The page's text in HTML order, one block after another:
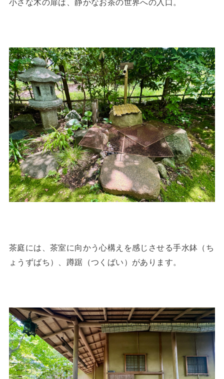
小さな木の扉は、静かなお茶の世界への入口。
茶庭には、茶室に向かう心構えを感じさせる手水鉢（ち
ょうずばち）、蹲踞（つくばい）があります。